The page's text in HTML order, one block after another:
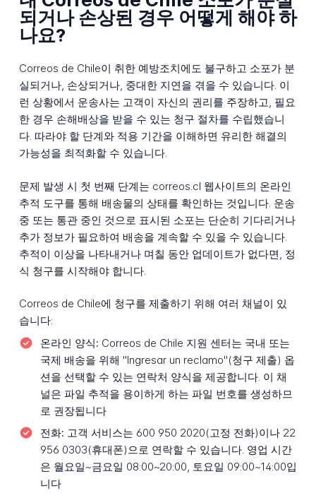
되거나 손상된 경우 어떻게 해야 하
나요?
Correos de Chile이 취한 예방조치에도 불구하고 소포가 분
실되거나, 손상되거나, 중대한 지연을 겪을 수 있습니다. 이
런 상황에서 운송사는 고객이 자신의 권리를 주장하고, 필요
한 경우 손해배상을 받을 수 있는 청구 절차를 수립했습니
다. 따라야 할 단계와 적용 기간을 이해하면 유리한 해결의
가능성을 최적화할 수 있습니다.
문제 발생 시 첫 번째 단계는 correos.cl 웹사이트의 온라인
추적 도구를 통해 배송물의 상태를 확인하는 것입니다. 운송
중 또는 통관 중인 것으로 표시된 소포는 단순히 기다리거나
추가 정보가 필요하여 배송을 계속할 수 있을 수 있습니다.
추적이 이상을 나타내거나 며칠 동안 업데이트가 없다면, 정
식 청구를 시작해야 합니다.
Correos de Chile에 청구를 제출하기 위해 여러 채널이 있
습니다:
온라인 양식: Correos de Chile 지원 센터는 국내 또는
국제 배송을 위해 "Ingresar un reclamo"(청구 제출) 옵
션을 선택할 수 있는 연락처 양식을 제공합니다. 이 채
널은 파일 추적을 용이하게 하는 파일 번호를 생성하므
로 권장됩니다
전화: 고객 서비스는 600 950 2020(고정 전화)이나 22
956 0303(휴대폰)으로 연락할 수 있습니다. 영업 시간
은 월요일~금요일 08:00~20:00, 토요일 09:00~14:00입
니다